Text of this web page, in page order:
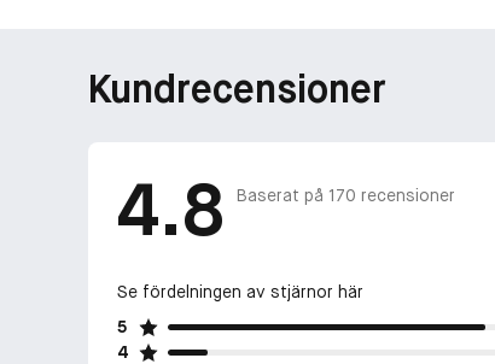
Kundrecensioner
4.8 Baserat på 170 recensioner
Se fördelningen av stjärnor här
5
4